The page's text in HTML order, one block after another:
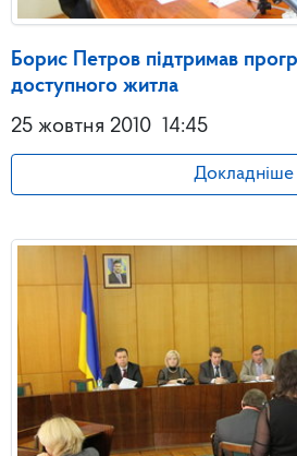
Борис Петров підтримав
доступного житла
25 жовтня 2010 14:45
Докладніше